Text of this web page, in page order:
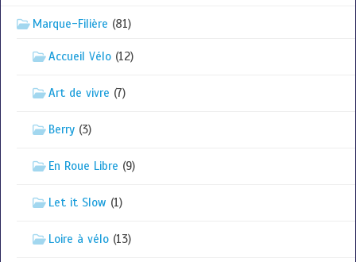
Marque-Filière (81)
Accueil Vélo (12)
Art de vivre (7)
Berry (3)
En Roue Libre (9)
Let it Slow (1)
Loire à vélo (13)